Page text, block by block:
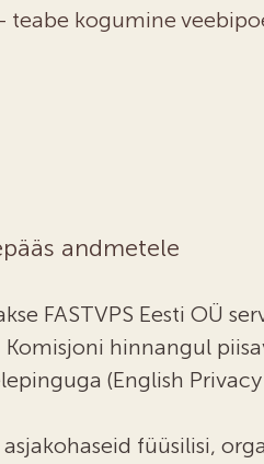
teabe kogumine
andmetele
FASTVPS Eesti OÜ
hinnangul
(English Privacy
füüsilisi,